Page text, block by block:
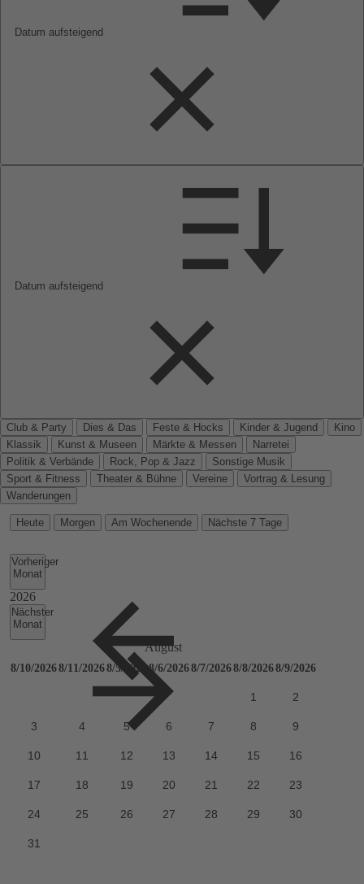
Datum aufsteigend
Datum aufsteigend
Club & Party Dies & Das Feste & Hocks Kinder & Jugend
Kino
Klassik
Kunst & Museen Märkte & Messen
Narretei
Politik & Verbände
Rock, Pop & Jazz
Sonstige Musik
Sport & Fitness
Theater & Bühne Vereine
Vortrag & Lesung
Wanderungen
Heute Morgen Am Wochenende Nächste 7 Tage
Vorheriger
Monat
Nächster
Monat